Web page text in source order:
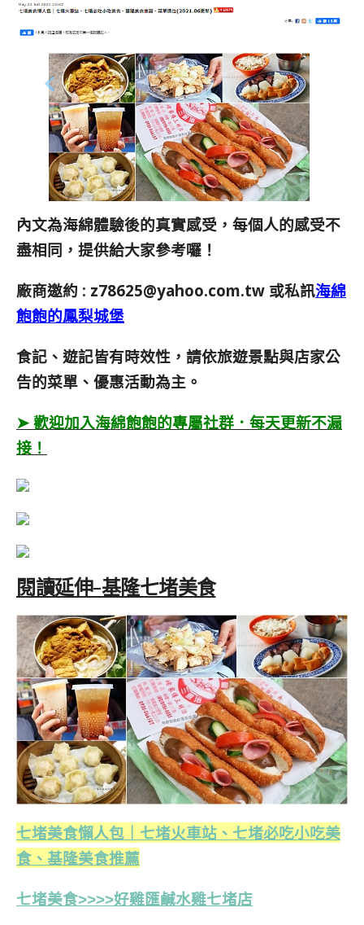
內文為海綿體驗後的真實感受，每個人的感受不
盡相同，提供給大家參考囉！
廠商邀約 : z78625@yahoo.com.tw 或私訊海綿
飽飽的鳳梨城堡
食記、遊記皆有時效性，請依旅遊景點與店家公
告的菜單、優惠活動為主。
➤ 歡迎加入海綿飽飽的專屬社群．每天更新不漏
接！
閱讀延伸-基隆七堵美食
七堵美食懶人包｜七堵火車站、七堵必吃小吃美
食、基隆美食推薦
七堵美食>>>>好雞匯鹹水雞七堵店